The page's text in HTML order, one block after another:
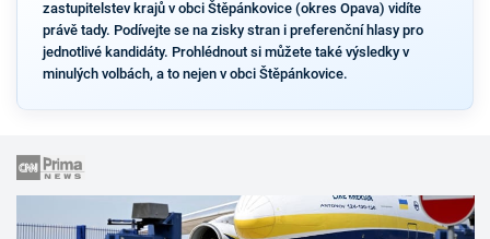
zastupitelstev krajů v obci Štěpánkovice (okres Opava) vidíte
právě tady. Podívejte se na zisky stran i preferenční hlasy pro
jednotlivé kandidáty. Prohlédnout si můžete také výsledky v
minulých volbách, a to nejen v obci Štěpánkovice.